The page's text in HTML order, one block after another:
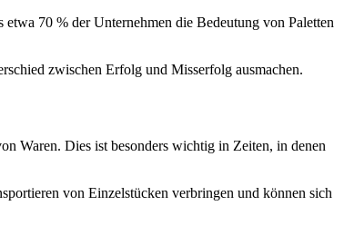
70 % der Unternehmen die Bedeutung von Paletten
zwischen Erfolg und Misserfolg ausmachen.
Waren. Dies ist besonders wichtig in Zeiten, in denen
von Einzelstücken verbringen und können sich